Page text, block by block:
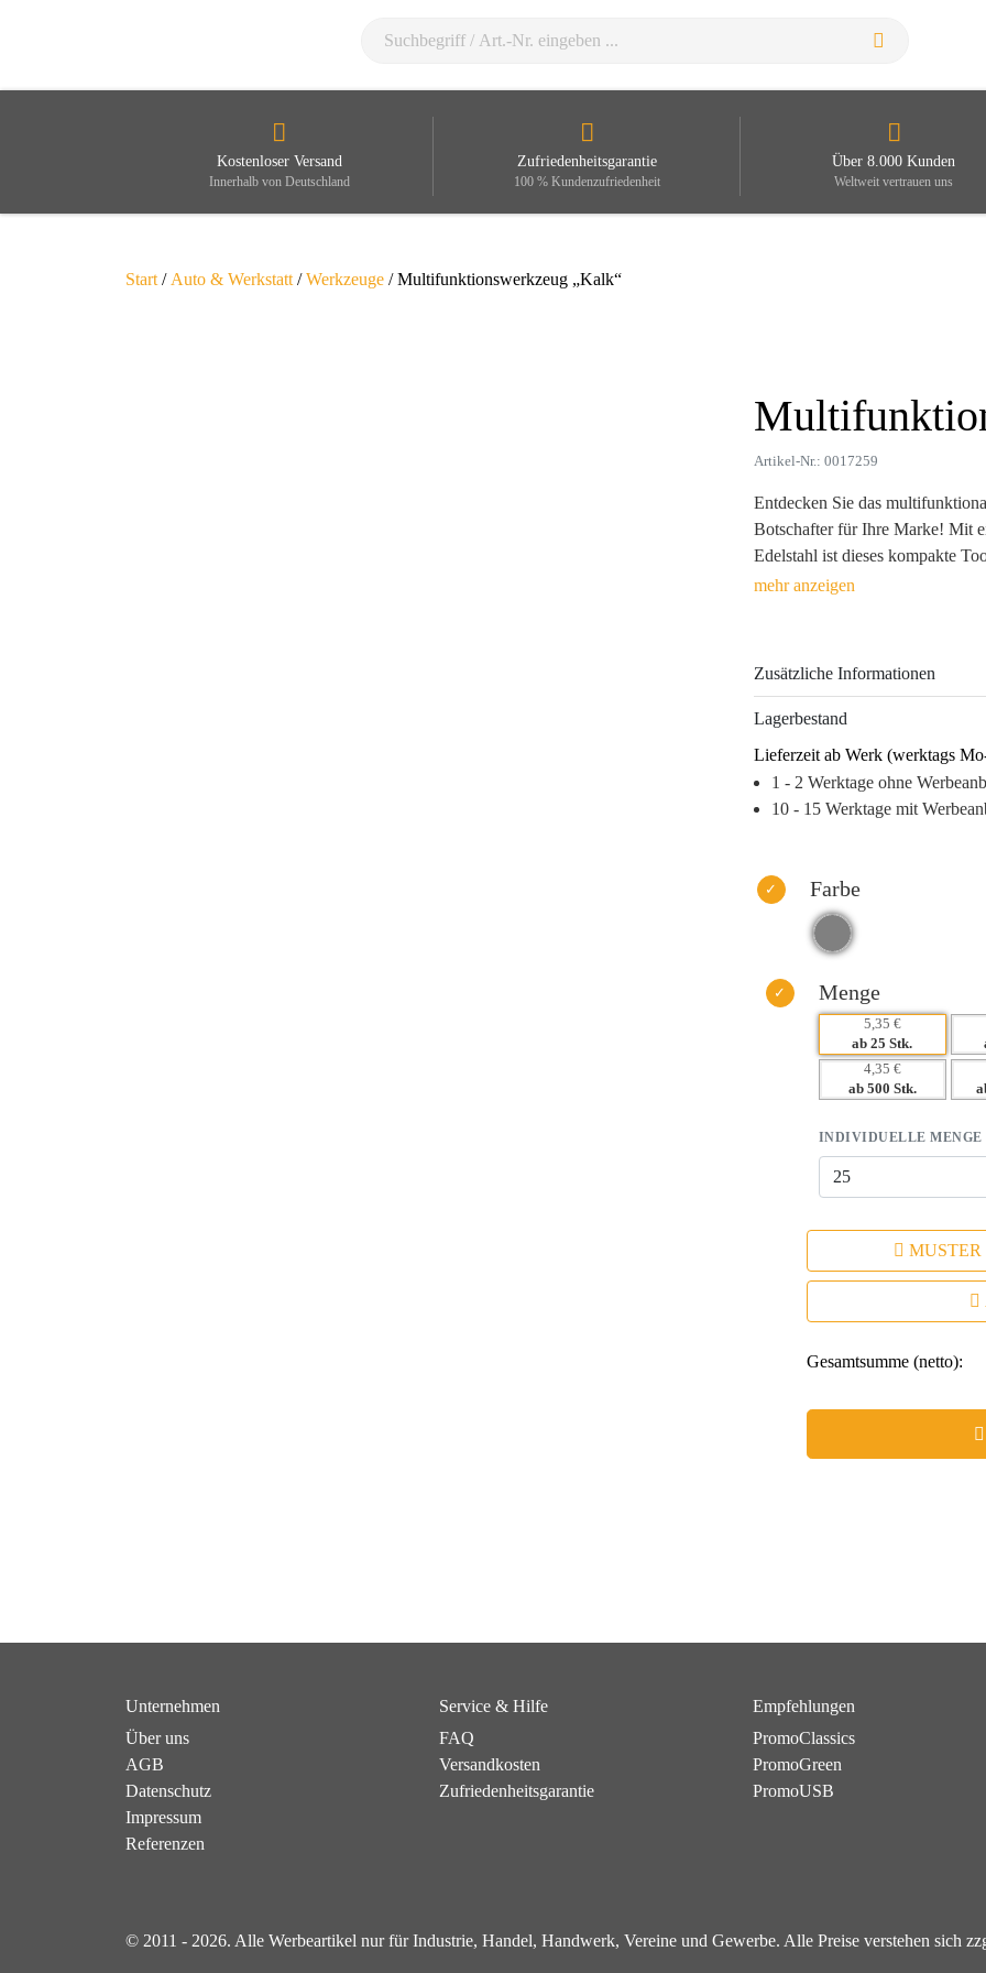
Kostenloser Versand
Innerhalb von Deutschland
Zufriedenheitsgarantie
100 % Kundenzufriedenheit
Über 8.000 Kunden
Weltweit vertrauen uns
Start / Auto & Werkstatt /Werkzeuge / Multifunktionswerkzeug „Kalk“
Artikel-Nr.: 0017259
Entdecken Sie das
Botschafter für Ihre Marke! Mit
Edelstahl ist dieses kompakte
im Büro oder im Freien, es
wird die Sichtbarkeit maximiert,
Tasche und garantiert einen
Werbemittel, das nicht nur
aufwertet.
– Nachhaltiges Material fördert
– Langfristige Logo-Präsenz
– Edles Design stärkt das Image
Zusätzliche Informationen
Lagerbestand
Lieferzeit ab Werk (werktags
1 - 2 Werktage ohne
10 - 15 Werktage mit
Farbe
Menge
5,35 €
ab 25 Stk.
4,35 €
ab 500 Stk.
INDIVIDUELLE MENGE
MUSTER
Gesamtsumme (netto):
Unternehmen
Über uns
AGB
Datenschutz
Impressum
Referenzen
Service & Hilfe
FAQ
Versandkosten
Zufriedenheitsgarantie
Empfehlungen
PromoClassics
PromoGreen
PromoUSB
© 2011 - 2026. Alle Werbeartikel nur für Industrie, Handel, Handwerk, Vereine und Gewerbe. Alle Preise verstehen sich